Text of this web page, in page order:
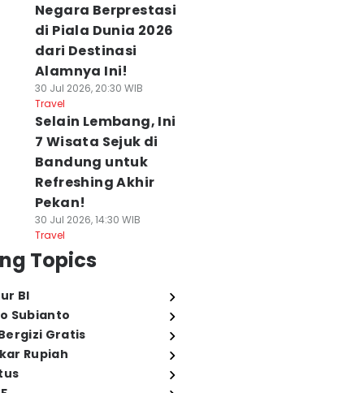
Negara Berprestasi
di Piala Dunia 2026
dari Destinasi
Alamnya Ini!
30 Jul 2026, 20:30 WIB
Travel
Selain Lembang, Ini
7 Wisata Sejuk di
Bandung untuk
Refreshing Akhir
Pekan!
30 Jul 2026, 14:30 WIB
Travel
Topics
BI
Subianto
Gratis
Rupiah